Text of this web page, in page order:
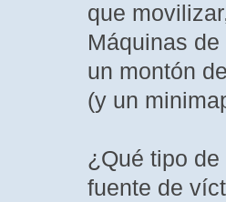
que
Máquinas
un montón
(y un
¿Qué tipo
fuente de